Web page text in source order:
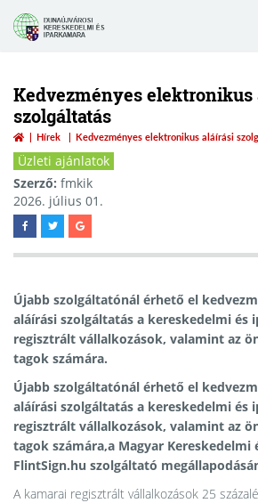
Kedvezményes
szolgáltatás
Hírek Kedvezményes elektronikus aláírási
Üzleti ajánlatok
Szerző: fmkik
2026. július 01.
Újabb szolgáltatónál érhető el
aláírási szolgáltatás a kereskedelmi és
regisztrált vállalkozások, valamint az
tagok számára.
Újabb szolgáltatónál érhető el
aláírási szolgáltatás a kereskedelmi és
regisztrált vállalkozások, valamint az
tagok számára,a Magyar Kereskedelmi
FlintSign.hu szolgáltató
A kamarai regisztrált vállalkozások 25